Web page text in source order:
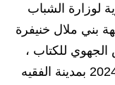
لوزارة الشباب
بني ملال خنيفرة
(15) للمعرض الجهوي للكتاب ،
للموسم 2024 ،من 16 إلى 22 دجنبر 2024 بمدينة الفقيه